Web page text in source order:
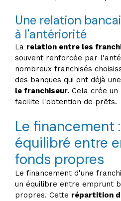
Une relation
à l'antériorité
La relation entre les
souvent renforcée par
nombreux franchisés
des banques qui ont déjà une
le franchiseur. Cela crée un
facilite l'obtention de prêts.
Le financement
équilibré entre
fonds propres
Le financement d'une
un équilibre entre emprunt
propres. Cette répartition